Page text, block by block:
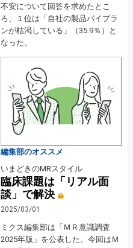
不安について回答を求めたとこ
ろ、１位は「自社の製品パイプラ
ンが枯渇している」（35.9％）と
なった。
編集部のオススメ
いまどきのMRスタイル
臨床課題は「リアル面
談」で解決
2025/03/01
ミクス編集部は「ＭＲ意識調査
2025年版」を公表した。今回はＭ